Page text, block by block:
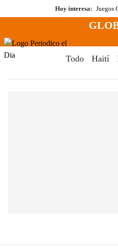
al
Hoy interesa: Juegos
Menú
Todo Haití